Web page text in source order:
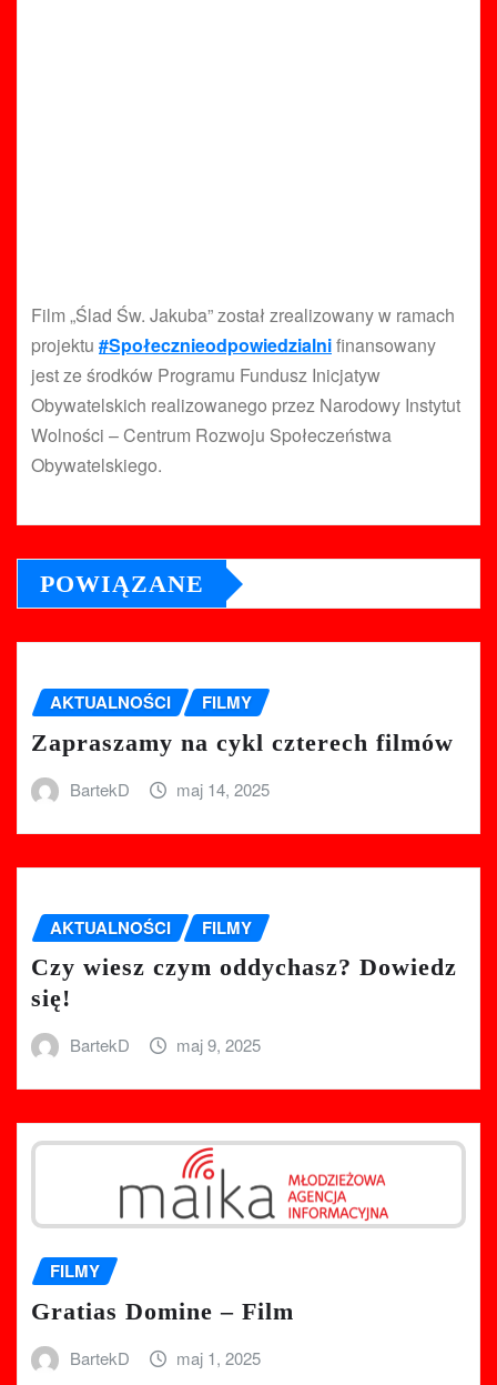
Film „Ślad Św. Jakuba” został zrealizowany w ramach
projektu #Społecznieodpowiedzialni​ finansowany
jest ze środków Programu Fundusz Inicjatyw
Obywatelskich realizowanego przez Narodowy Instytut
Wolności – Centrum Rozwoju Społeczeństwa
Obywatelskiego.
POWIĄZANE
AKTUALNOŚCI FILMY
Zapraszamy na cykl czterech filmów
BartekD maj 14, 2025
AKTUALNOŚCI FILMY
Czy wiesz czym oddychasz? Dowiedz
się!
BartekD maj 9, 2025
FILMY
Gratias Domine – Film
BartekD maj 1, 2025